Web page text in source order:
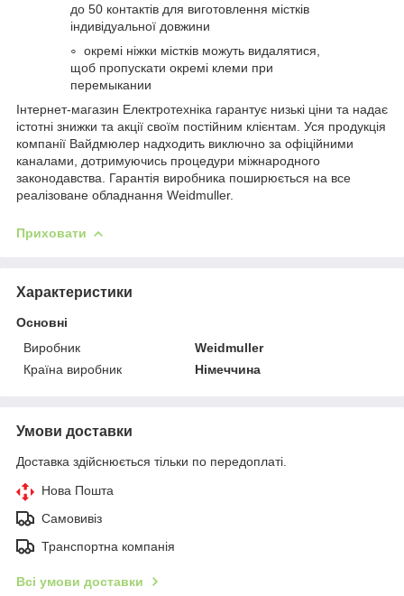
до 50 контактів для виготовлення містків
індивідуальної довжини
окремі ніжки містків можуть видалятися,
щоб пропускати окремі клеми при
перемыкании
Інтернет-магазин Електротехніка гарантує низькі ціни та надає
істотні знижки та акції своїм постійним клієнтам. Уся продукція
компанії Вайдмюлер надходить виключно за офіційними
каналами, дотримуючись процедури міжнародного
законодавства. Гарантія виробника поширюється на все
реалізоване обладнання Weidmuller.
Приховати
Характеристики
Основні
Виробник
Weidmuller
Країна виробник
Німеччина
Умови доставки
Доставка здійснюється тільки по передоплаті.
Нова Пошта
Самовивіз
Транспортна компанія
Всі умови доставки